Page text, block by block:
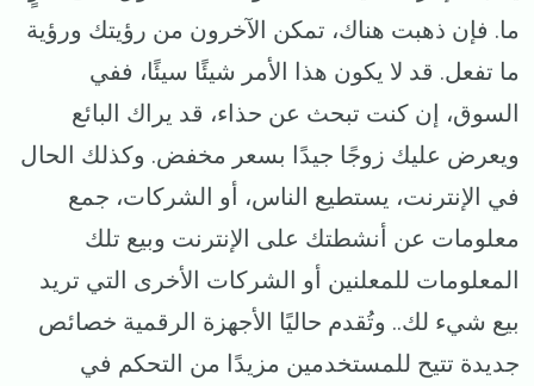
ما. فإن ذهبت هناك، تمكن الآخرون من رؤيتك ورؤية
ما تفعل. قد لا يكون هذا الأمر شيئًا سيئًا، ففي
السوق، إن كنت تبحث عن حذاء، قد يراك البائع
ويعرض عليك زوجًا جيدًا بسعر مخفض. وكذلك الحال
في الإنترنت، يستطيع الناس، أو الشركات، جمع
معلومات عن أنشطتك على الإنترنت وبيع تلك
المعلومات للمعلنين أو الشركات الأخرى التي تريد
بيع شيء لك.. وتُقدم حاليًا الأجهزة الرقمية خصائص
جديدة تتيح للمستخدمين مزيدًا من التحكم في